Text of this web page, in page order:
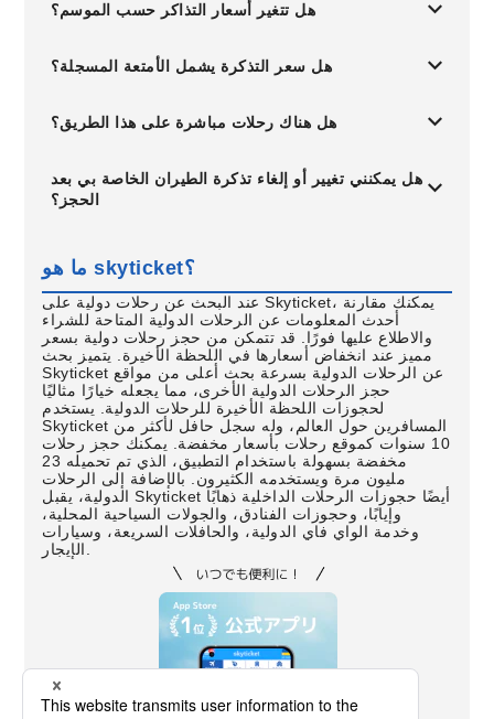
هل تتغير أسعار التذاكر حسب الموسم؟
هل سعر التذكرة يشمل الأمتعة المسجلة؟
هل هناك رحلات مباشرة على هذا الطريق؟
هل يمكنني تغيير أو إلغاء تذكرة الطيران الخاصة بي بعد
الحجز؟
ما هو skyticket؟
عند البحث عن رحلات دولية على Skyticket، يمكنك مقارنة
أحدث المعلومات عن الرحلات الدولية المتاحة للشراء
والاطلاع عليها فورًا. قد تتمكن من حجز رحلات دولية بسعر
مميز عند انخفاض أسعارها في اللحظة الأخيرة. يتميز بحث
Skyticket عن الرحلات الدولية بسرعة بحث أعلى من مواقع
حجز الرحلات الدولية الأخرى، مما يجعله خيارًا مثاليًا
لحجوزات اللحظة الأخيرة للرحلات الدولية. يستخدم
Skyticket المسافرين حول العالم، وله سجل حافل لأكثر من
10 سنوات كموقع رحلات بأسعار مخفضة. يمكنك حجز رحلات
مخفضة بسهولة باستخدام التطبيق، الذي تم تحميله 23
مليون مرة ويستخدمه الكثيرون. بالإضافة إلى الرحلات
الدولية، يقبل Skyticket أيضًا حجوزات الرحلات الداخلية ذهابًا
وإيابًا، وحجوزات الفنادق، والجولات السياحية المحلية،
وخدمة الواي فاي الدولية، والحافلات السريعة، وسيارات